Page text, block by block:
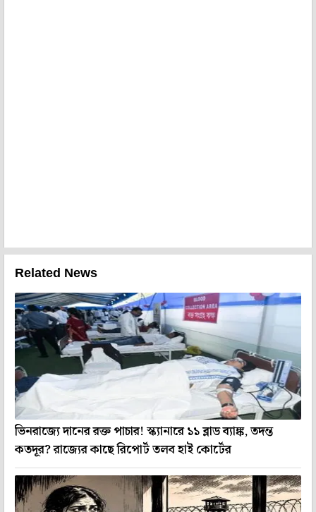
Related News
ভিনরাজ্যে দানের রক্ত পাচার! স্ক্যানারে ১১ ব্লাড ব্যাঙ্ক, তদন্ত
কতদূর? রাজ্যের কাছে রিপোর্ট তলব হাই কোর্টের